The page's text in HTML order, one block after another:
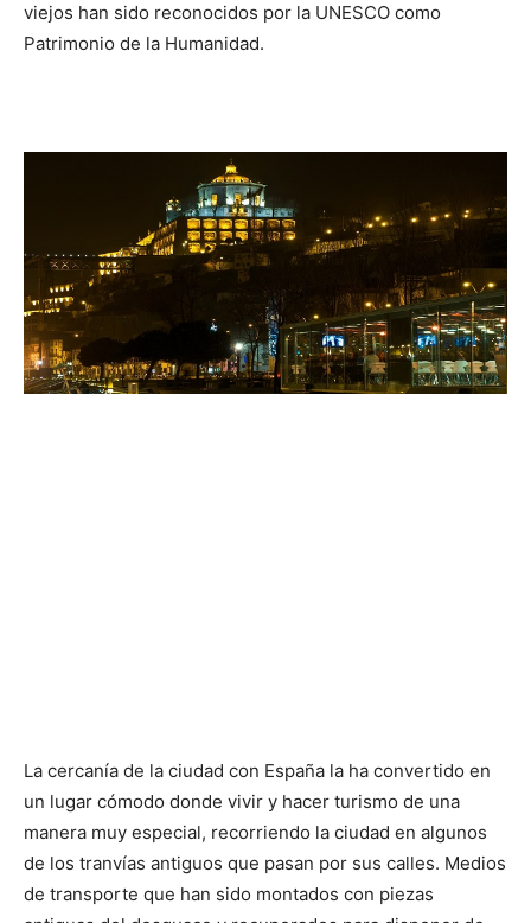
viejos han sido reconocidos por la UNESCO como
Patrimonio de la Humanidad.
La cercanía de la ciudad con España la ha convertido en
un lugar cómodo donde vivir y hacer turismo de una
manera muy especial, recorriendo la ciudad en algunos
de los tranvías antiguos que pasan por sus calles. Medios
de transporte que han sido montados con piezas